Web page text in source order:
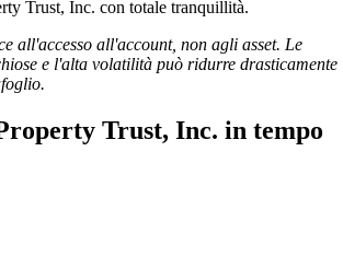
Trust, Inc. con totale tranquillità.
all'accesso all'account, non agli asset. Le
e l'alta volatilità può ridurre drasticamente
Trust, Inc. in tempo